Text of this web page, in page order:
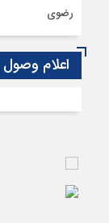
رضوی
اعلام وصول